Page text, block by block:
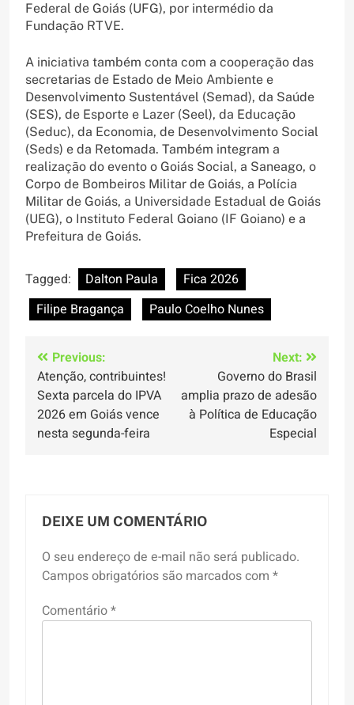
Federal de Goiás (UFG), por intermédio da
Fundação RTVE.
A iniciativa também conta com a cooperação das
secretarias de Estado de Meio Ambiente e
Desenvolvimento Sustentável (Semad), da Saúde
(SES), de Esporte e Lazer (Seel), da Educação
(Seduc), da Economia, de Desenvolvimento Social
(Seds) e da Retomada. Também integram a
realização do evento o Goiás Social, a Saneago, o
Corpo de Bombeiros Militar de Goiás, a Polícia
Militar de Goiás, a Universidade Estadual de Goiás
(UEG), o Instituto Federal Goiano (IF Goiano) e a
Prefeitura de Goiás.
Tagged: Dalton Paula
Fica 2026
Filipe Bragança
Paulo Coelho Nunes
Navegação
de
Post
Previous:
Atenção, contribuintes!
Sexta parcela do IPVA
2026 em Goiás vence
nesta segunda-feira
Next:
Governo do Brasil
amplia prazo de adesão
à Política de Educação
Especial
DEIXE UM COMENTÁRIO
O seu endereço de e-mail não será publicado.
Campos obrigatórios são marcados com *
Comentário*